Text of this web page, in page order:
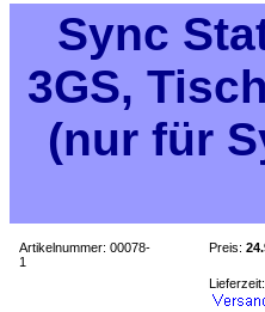
Sync
3GS,
(nur für
Artikelnummer: 00078-
1
Preis: